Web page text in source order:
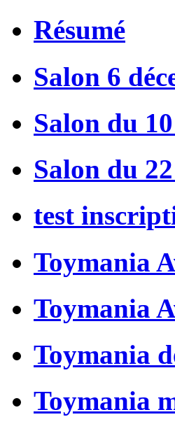
Résumé
Salon 6
Salon du
Salon du
test
Toymania
Toymania
Toymania
Toymania